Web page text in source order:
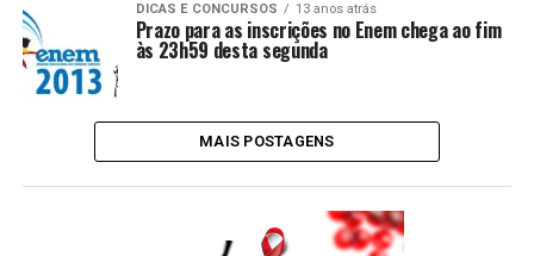
DICAS E CONCURSOS 13 anos atrás
Prazo para as inscrições no Enem chega ao fim
às 23h59 desta segunda
MAIS POSTAGENS